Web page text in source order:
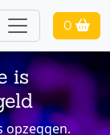
0
is
opzeggen.